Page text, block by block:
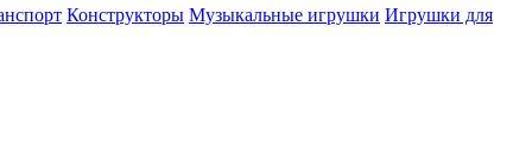
Конструкторы Музыкальные игрушки Игрушки для